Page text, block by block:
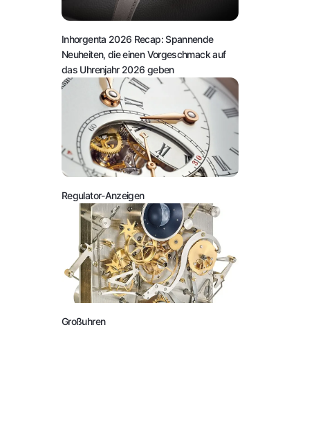
Inhorgenta 2026 Recap: Spannende
Neuheiten, die einen Vorgeschmack auf
das Uhrenjahr 2026 geben
Regulator-Anzeigen
Großuhren